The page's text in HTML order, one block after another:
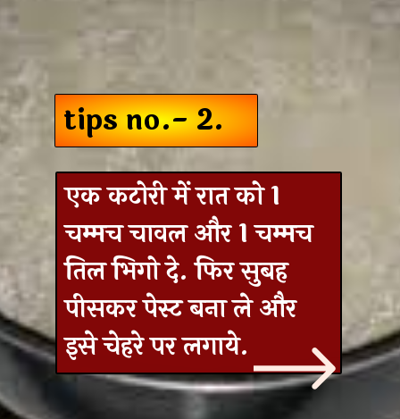
एक कटोरी में रात को 1
चम्मच चावल और 1 चम्मच
तिल भिगो दे. फिर सुबह
पीसकर पेस्ट बना ले और
इसे चेहरे पर लगाये.
tips no.- 2.